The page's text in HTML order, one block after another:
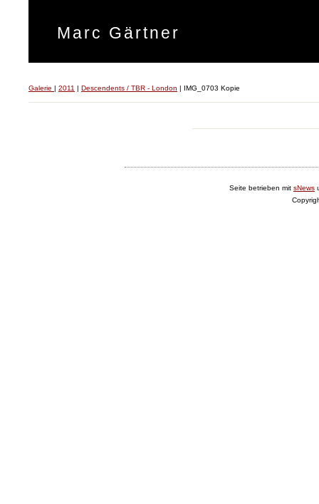
Marc Gärtner
Galerie | 2011 | Descendents / TBR - London | IMG_0703 Kopie
Seite betrieben mit sNews